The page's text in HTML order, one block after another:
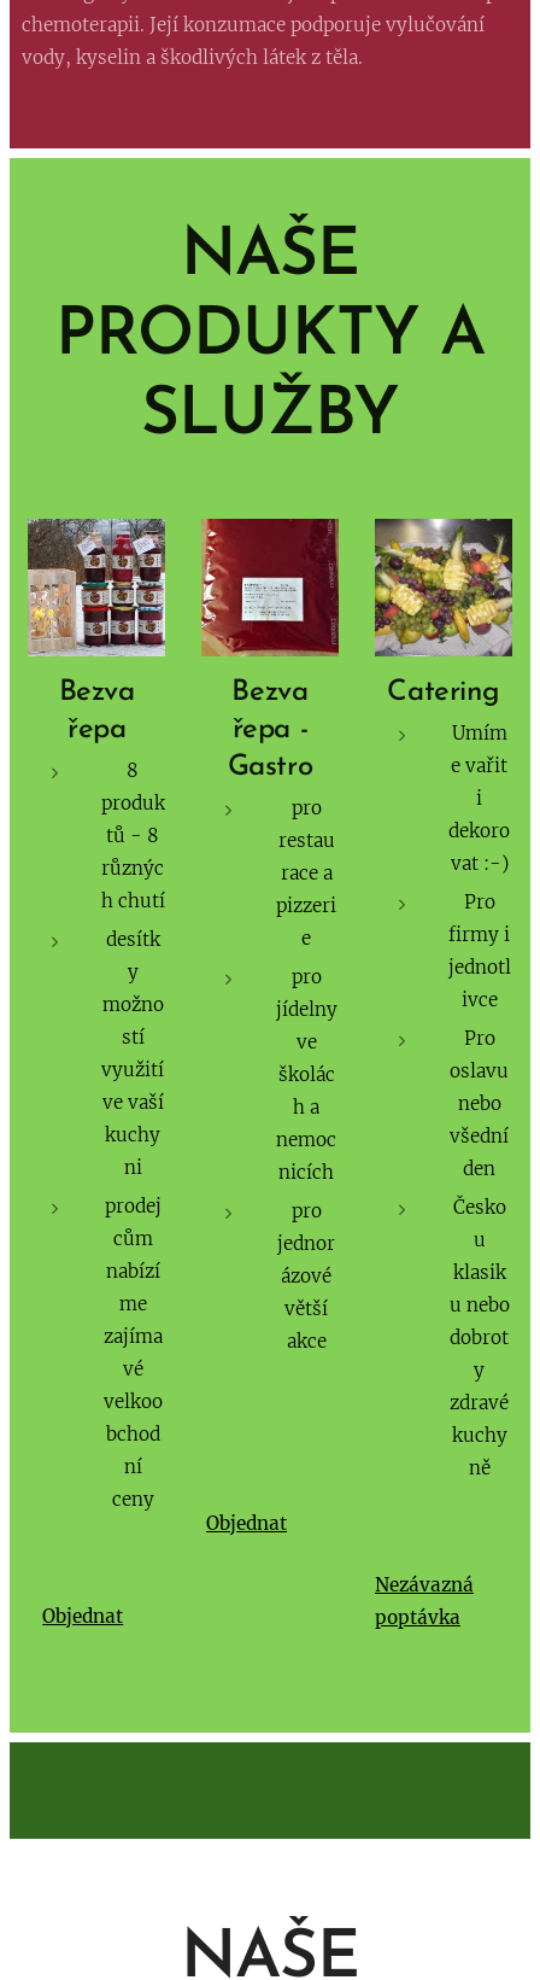
chemoterapii. Její konzumace podporuje vylučování
vody, kyselin a škodlivých látek z těla.
NAŠE
PRODUKTY A
SLUŽBY
Bezva
řepa
8
produk
tů - 8
různýc
h chutí
desítk
y
možno
stí
využití
ve vaší
kuchy
ni
prodej
cům
nabízí
me
zajíma
vé
velkoo
bchod
ní
ceny
Objednat
Bezva
řepa -
Gastro
pro
restau
race a
pizzeri
e
pro
jídelny
ve
školác
h a
nemoc
nicích
pro
jednor
ázové
větší
akce
Objednat
Catering
Umím
e vařit
i
dekoro
vat :-)
Pro
firmy i
jednotl
ivce
Pro
oslavu
nebo
všední
den
Česko
u
klasik
u nebo
dobrot
y
zdravé
kuchy
ně
Nezávazná
poptávka
NAŠE